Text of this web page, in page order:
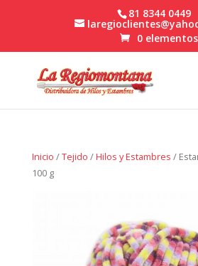
81 8344 0449
0 elementos
Inicio /Tejido /Hilos y Estambres /
100 g